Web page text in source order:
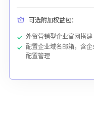
可选附加权益包：
外贸营销型企业官网搭建
配置企业域名邮箱，含企
配置管理